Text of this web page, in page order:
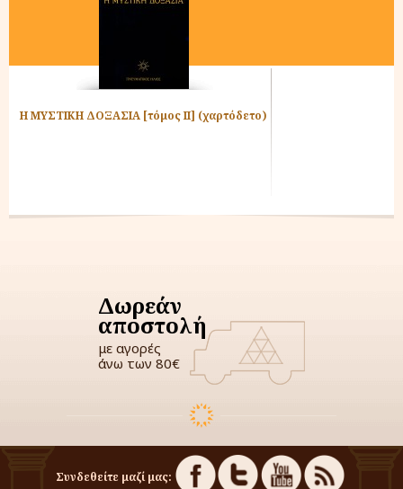
Η ΜΥΣΤΙΚΗ ΔΟΞΑΣΙΑ [τόμος ΙΙ] (χαρτόδετο)
Δωρεάν
αποστολή
με αγορές
άνω των 80€
Συνδεθείτε μαζί μας: